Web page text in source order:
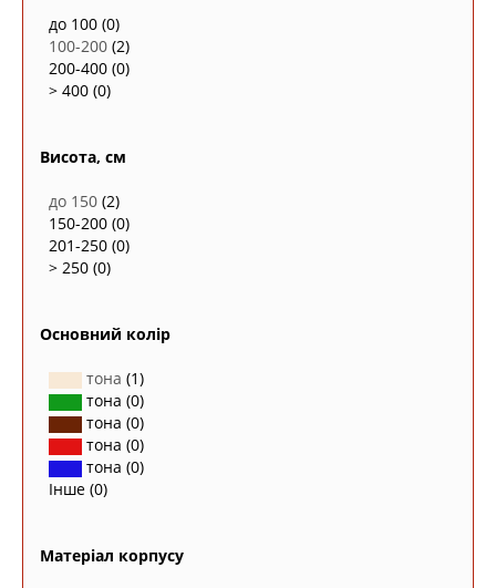
до 100 (0)
100-200 (2)
200-400 (0)
> 400 (0)
Висота, см
до 150 (2)
150-200 (0)
201-250 (0)
> 250 (0)
Основний колір
тона (1)
тона (0)
тона (0)
тона (0)
тона (0)
Інше (0)
Матеріал корпусу